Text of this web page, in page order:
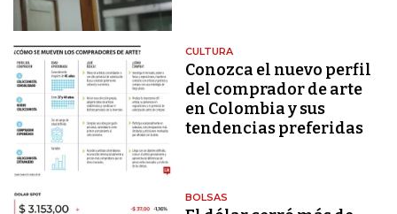
CULTURA
Conozca el nuevo perfil
del comprador de arte
en Colombia y sus
tendencias preferidas
BOLSAS